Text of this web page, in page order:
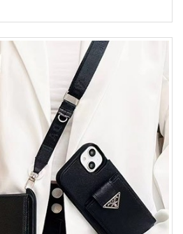
GUCCI galaxy s26/s25/s24ケース 手帳型 大